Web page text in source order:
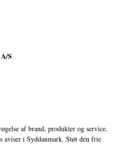
S
af brand, produkter og service.
i Syddanmark. Støt den frie